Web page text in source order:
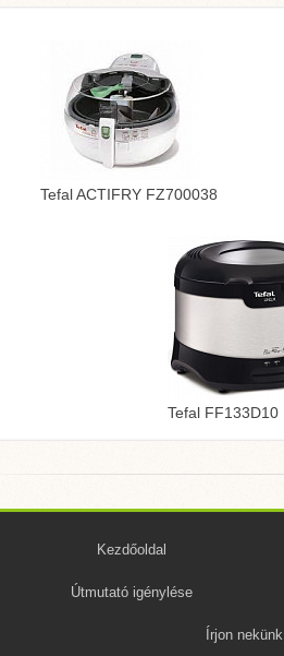
Tefal ACTIFRY FZ700038
Tefal FF133D10
Kezdőoldal
Útmutató igénylése
Írjon nekünk